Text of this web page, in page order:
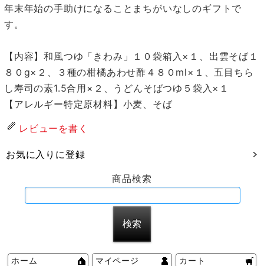
年末年始の手助けになることまちがいなしのギフトで
す。
【内容】和風つゆ「きわみ」１０袋箱入×１、出雲そば１
８０g×２、３種の柑橘あわせ酢４８０ml×１、五目ちら
し寿司の素1.5合用×２、うどんそばつゆ５袋入×１
【アレルギー特定原材料】小麦、そば
レビューを書く
お気に入りに登録
商品検索
ホーム マイページ カート